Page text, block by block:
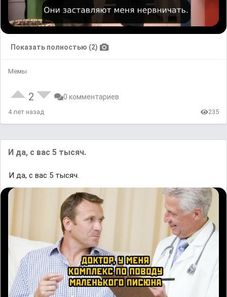
Показать полностью (2)
Мемы
2 0 комментариев
4 лет назад 235
И да, с вас 5 тысяч.
И да, с вас 5 тысяч.